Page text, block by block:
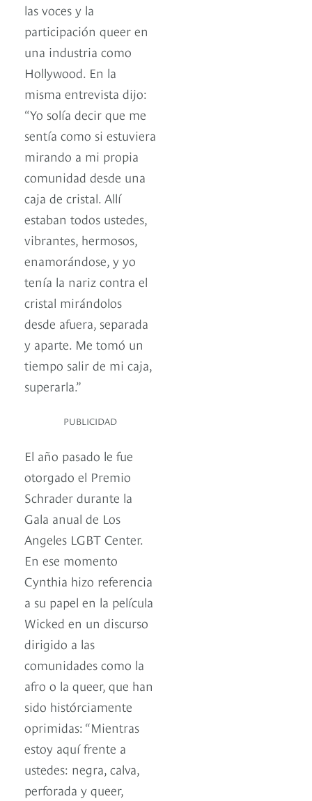
las voces y la
participación queer en
una industria como
Hollywood. En la
misma entrevista dijo:
“Yo solía decir que me
sentía como si estuviera
mirando a mi propia
comunidad desde una
caja de cristal. Allí
estaban todos ustedes,
vibrantes, hermosos,
enamorándose, y yo
tenía la nariz contra el
cristal mirándolos
desde afuera, separada
y aparte. Me tomó un
tiempo salir de mi caja,
superarla.”
PUBLICIDAD
El año pasado le fue
otorgado el Premio
Schrader durante la
Gala anual de Los
Angeles LGBT Center.
En ese momento
Cynthia hizo referencia
a su papel en la película
Wicked en un discurso
dirigido a las
comunidades como la
afro o la queer, que han
sido histórciamente
oprimidas: “Mientras
estoy aquí frente a
ustedes: negra, calva,
perforada y queer,